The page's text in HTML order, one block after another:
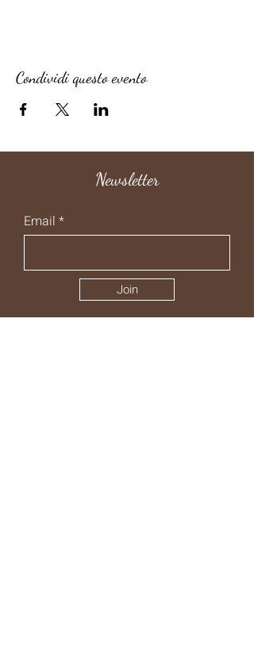
Condividi questo evento
Newsletter
Email
Join